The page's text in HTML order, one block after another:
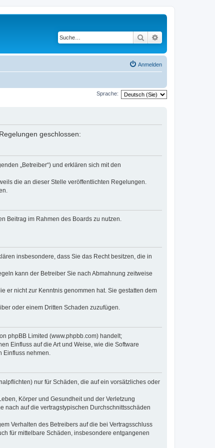
Suche
Anmelden
Sprache:
geschlossen:
„Betreiber“) und erklären sich mit den
die an dieser Stelle veröffentlichten Regelungen.
Beitrag im Rahmen des Boards zu nutzen.
insbesondere, dass Sie das Recht besitzen, die in
kann der Betreiber Sie nach Abmahnung zeitweise
er nicht zur Kenntnis genommen hat. Sie gestatten dem
oder einem Dritten Schaden zuzufügen.
phpBB Limited (www.phpbb.com) handelt;
Einfluss auf die Art und Weise, wie die Software
Einfluss nehmen.
nur für Schäden, die auf ein vorsätzliches oder
Körper und Gesundheit und der Verletzung
nach auf die vertragstypischen Durchschnittsschäden
Verhalten des Betreibers auf die bei Vertragsschluss
für mittelbare Schäden, insbesondere entgangenen